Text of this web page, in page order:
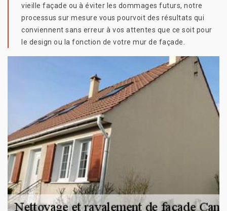
vieille façade ou à éviter les dommages futurs, notre
processus sur mesure vous pourvoit des résultats qui
conviennent sans erreur à vos attentes que ce soit pour
le design ou la fonction de votre mur de façade.